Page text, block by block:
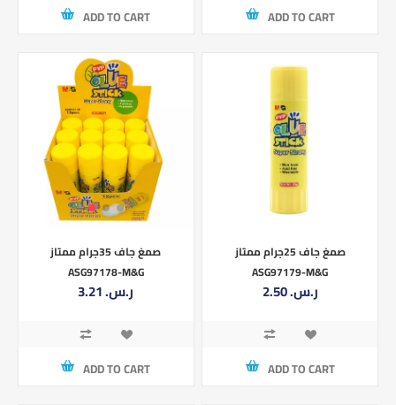
ADD TO CART ADD TO CART
صمغ جاف 35جرام ممتاز
ASG97178-M&G
3.21 ر.س.‏
ADD TO CART
صمغ جاف 25جرام ممتاز
ASG97179-M&G
2.50 ر.س.‏
ADD TO CART